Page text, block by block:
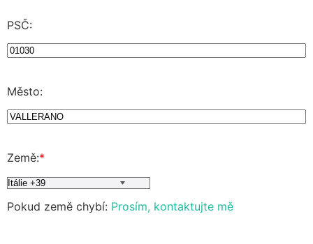
PSČ:
Město:
Země:*
Pokud země chybí: Prosím, kontaktujte mě